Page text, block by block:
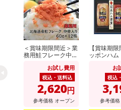
＜賞味期限間近＞業
務用鮭フレーク中骨
お試し費用
税込・送料込
2,620円
参考価格 オープン
【賞味期
ッポンハ
お
税込
参考価格